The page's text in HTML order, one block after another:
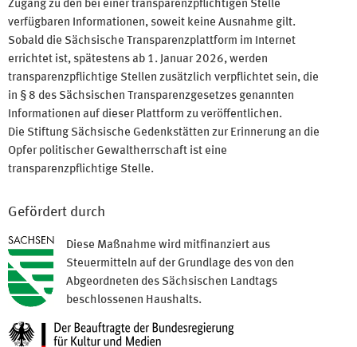
Zugang zu den bei einer transparenzpflichtigen Stelle
verfügbaren Informationen, soweit keine Ausnahme gilt.
Sobald die Sächsische Transparenzplattform im Internet
errichtet ist, spätestens ab 1. Januar 2026, werden
transparenzpflichtige Stellen zusätzlich verpflichtet sein, die
in § 8 des Sächsischen Transparenzgesetzes genannten
Informationen auf dieser Plattform zu veröffentlichen.
Die Stiftung Sächsische Gedenkstätten zur Erinnerung an die
Opfer politischer Gewaltherrschaft ist eine
transparenzpflichtige Stelle.
Gefördert durch
Diese Maßnahme wird mitfinanziert aus
Steuermitteln auf der Grundlage des von den
Abgeordneten des Sächsischen Landtags
beschlossenen Haushalts.